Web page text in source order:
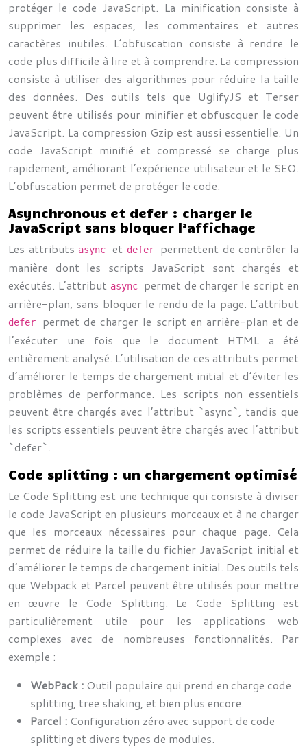
protéger le code JavaScript. La minification consiste à
supprimer les espaces, les commentaires et autres
caractères inutiles. L’obfuscation consiste à rendre le
code plus difficile à lire et à comprendre. La compression
consiste à utiliser des algorithmes pour réduire la taille
des données. Des outils tels que UglifyJS et Terser
peuvent être utilisés pour minifier et obfuscquer le code
JavaScript. La compression Gzip est aussi essentielle. Un
code JavaScript minifié et compressé se charge plus
rapidement, améliorant l’expérience utilisateur et le SEO.
L’obfuscation permet de protéger le code.
Asynchronous et defer : charger le
JavaScript sans bloquer l’affichage
Les attributs async et defer permettent de contrôler la
manière dont les scripts JavaScript sont chargés et
exécutés. L’attribut async permet de charger le script en
arrière-plan, sans bloquer le rendu de la page. L’attribut
defer permet de charger le script en arrière-plan et de
l’exécuter une fois que le document HTML a été
entièrement analysé. L’utilisation de ces attributs permet
d’améliorer le temps de chargement initial et d’éviter les
problèmes de performance. Les scripts non essentiels
peuvent être chargés avec l’attribut `async`, tandis que
les scripts essentiels peuvent être chargés avec l’attribut
`defer`.
Code splitting : un chargement optimisé
Le Code Splitting est une technique qui consiste à diviser
le code JavaScript en plusieurs morceaux et à ne charger
que les morceaux nécessaires pour chaque page. Cela
permet de réduire la taille du fichier JavaScript initial et
d’améliorer le temps de chargement initial. Des outils tels
que Webpack et Parcel peuvent être utilisés pour mettre
en œuvre le Code Splitting. Le Code Splitting est
particulièrement utile pour les applications web
complexes avec de nombreuses fonctionnalités. Par
exemple :
WebPack : Outil populaire qui prend en charge code
splitting, tree shaking, et bien plus encore.
Parcel : Configuration zéro avec support de code
splitting et divers types de modules.